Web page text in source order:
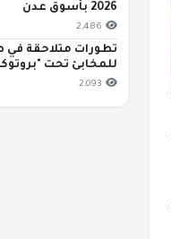
2026 بأسوق عدن
2,486
تطورات متلاحقة في
للمخابئ تحت
2,093